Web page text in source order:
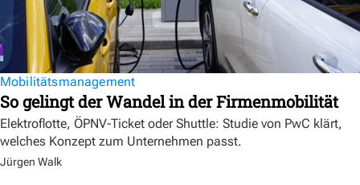
Mobilitätsmanagement
So gelingt der Wandel in der Firmenmobilität
Elektroflotte, ÖPNV-Ticket oder Shuttle: Studie von PwC klärt,
welches Konzept zum Unternehmen passt.
Jürgen Walk